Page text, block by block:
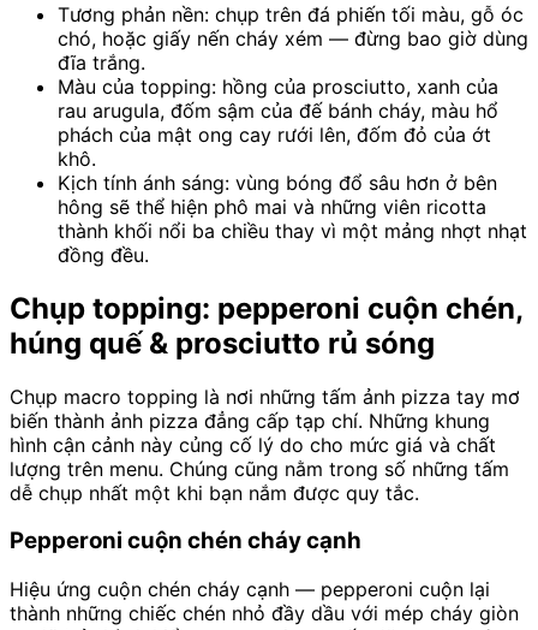
Tương phản nền: chụp trên đá phiến tối màu, gỗ óc
chó, hoặc giấy nến cháy xém — đừng bao giờ dùng
đĩa trắng.
Màu của topping: hồng của prosciutto, xanh của
rau arugula, đốm sậm của đế bánh cháy, màu hổ
phách của mật ong cay rưới lên, đốm đỏ của ớt
khô.
Kịch tính ánh sáng: vùng bóng đổ sâu hơn ở bên
hông sẽ thể hiện phô mai và những viên ricotta
thành khối nổi ba chiều thay vì một mảng nhợt nhạt
đồng đều.
Chụp topping: pepperoni cuộn chén,
húng quế & prosciutto rủ sóng
Chụp macro topping là nơi những tấm ảnh pizza tay mơ
biến thành ảnh pizza đẳng cấp tạp chí. Những khung
hình cận cảnh này củng cố lý do cho mức giá và chất
lượng trên menu. Chúng cũng nằm trong số những tấm
dễ chụp nhất một khi bạn nắm được quy tắc.
Pepperoni cuộn chén cháy cạnh
Hiệu ứng cuộn chén cháy cạnh — pepperoni cuộn lại
thành những chiếc chén nhỏ đầy dầu với mép cháy giòn